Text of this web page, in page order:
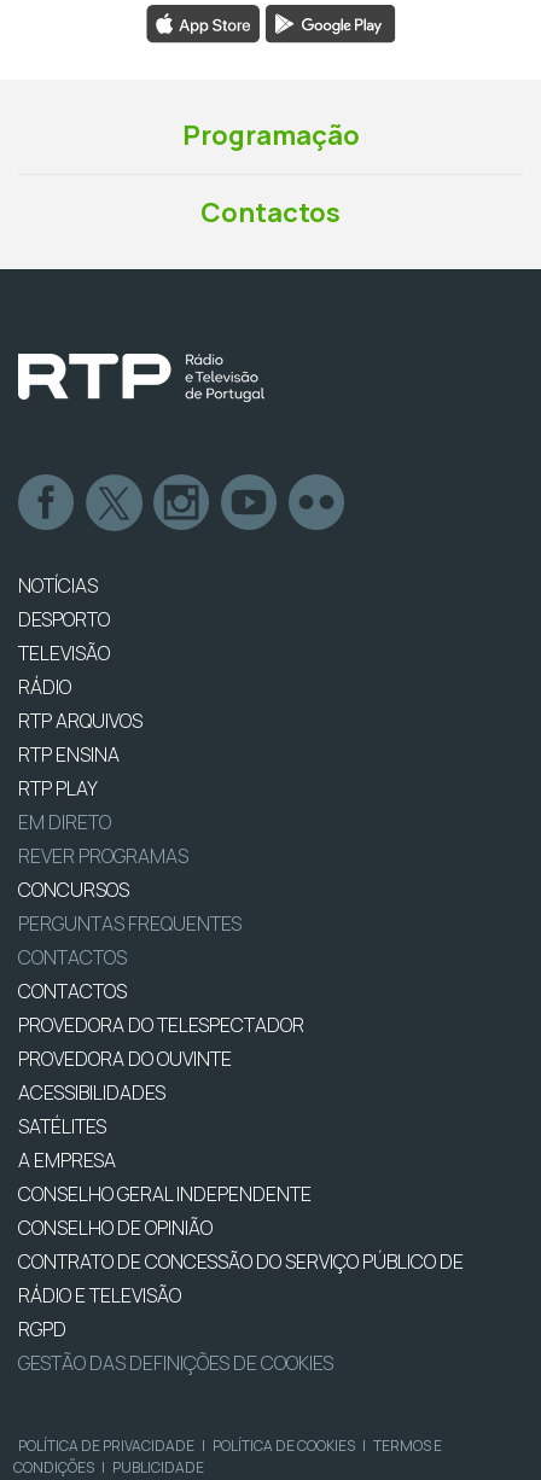
Programação
Contactos
NOTÍCIAS
DESPORTO
TELEVISÃO
RÁDIO
RTP ARQUIVOS
RTP ENSINA
RTP PLAY
EM DIRETO
REVER PROGRAMAS
CONCURSOS
PERGUNTAS FREQUENTES
CONTACTOS
CONTACTOS
PROVEDORA DO TELESPECTADOR
PROVEDORA DO OUVINTE
ACESSIBILIDADES
SATÉLITES
A EMPRESA
CONSELHO GERAL INDEPENDENTE
CONSELHO DE OPINIÃO
CONTRATO DE CONCESSÃO DO SERVIÇO PÚBLICO DE
RÁDIO E TELEVISÃO
RGPD
GESTÃO DAS DEFINIÇÕES DE COOKIES
POLÍTICA DE PRIVACIDADE | POLÍTICA DE COOKIES | TERMOS E
CONDIÇÕES | PUBLICIDADE